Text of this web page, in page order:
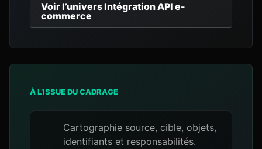
Voir l’univers Intégration API e-
commerce
À L’ISSUE DU CADRAGE
Cartographie source, cible, objets,
identifiants et responsabilités.